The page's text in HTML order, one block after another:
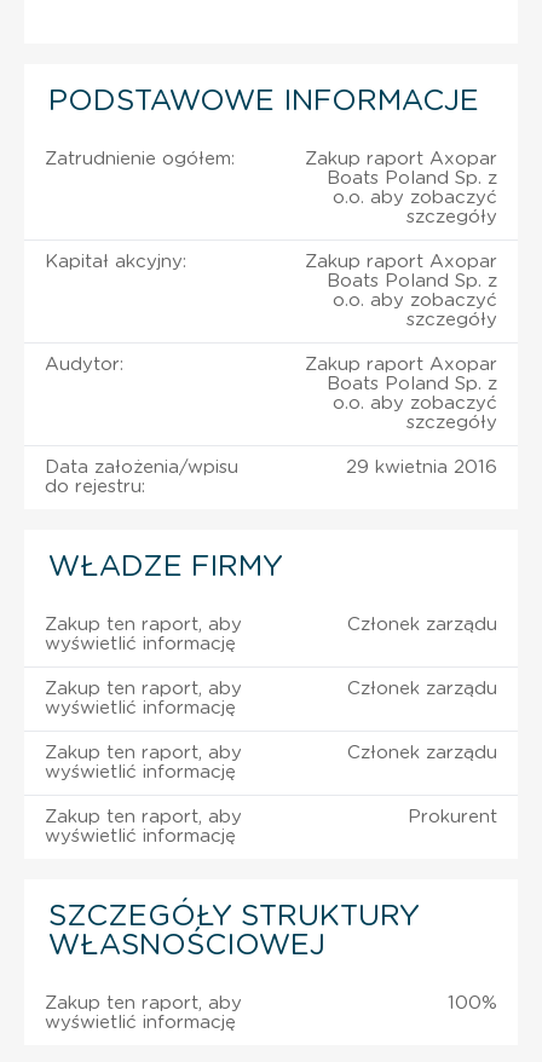
PODSTAWOWE INFORMACJE
Zatrudnienie ogółem:
Zakup raport Axopar
Boats Poland Sp. z
o.o. aby zobaczyć
szczegóły
Kapitał akcyjny:
Zakup raport Axopar
Boats Poland Sp. z
o.o. aby zobaczyć
szczegóły
Audytor:
Zakup raport Axopar
Boats Poland Sp. z
o.o. aby zobaczyć
szczegóły
Data założenia/wpisu
do rejestru:
29 kwietnia 2016
WŁADZE FIRMY
Zakup ten raport, aby
wyświetlić informację
Członek zarządu
Zakup ten raport, aby
wyświetlić informację
Członek zarządu
Zakup ten raport, aby
wyświetlić informację
Członek zarządu
Zakup ten raport, aby
wyświetlić informację
Prokurent
SZCZEGÓŁY STRUKTURY
WŁASNOŚCIOWEJ
Zakup ten raport, aby
wyświetlić informację
100%